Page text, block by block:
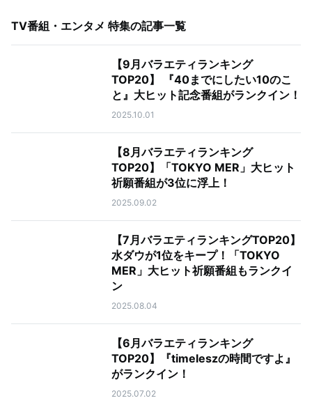
TV番組・エンタメ 特集の記事一覧
【9月バラエティランキング
TOP20】 『40までにしたい10のこ
と』大ヒット記念番組がランクイン！
2025.10.01
【8月バラエティランキング
TOP20】「TOKYO MER」大ヒット
祈願番組が3位に浮上！
2025.09.02
【7月バラエティランキングTOP20】
水ダウが1位をキープ！「TOKYO
MER」大ヒット祈願番組もランクイ
ン
2025.08.04
【6月バラエティランキング
TOP20】『timeleszの時間ですよ』
がランクイン！
2025.07.02